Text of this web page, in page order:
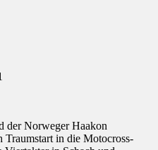
der Norweger Haakon
Traumstart in die Motocross-